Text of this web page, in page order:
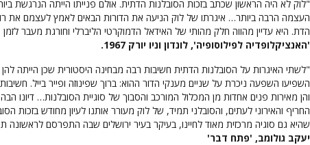
"לוק לא היה הראשון שכתב בזכות הסובלנות הדתית. אולם פנייתו הייתה הנרגשת
העצמה הרבה ביותר… איגרתו של לוק הניעה את הדורות הבאים לאמץ לעצמם את
הדת. היא עדיין מהווה חלק מהותי של האידאל הדמוקרטי הליברלי וחורגת מעבר לזמן
'האנציקלופדיה לפילוסופיה', לונדון וניו יורק 1967.
"לשתי האיגרות על הסובלנות הדתית חשיבות רבה מבחינה היסטורית שכן הייתה
השפיעו השפעה ניכרת על שניים מענקי הדור ההוא: ברוך שפינוזה ופייר בייל.
והן מאירות פנים אחדות מן המכלול המורכב והסבוך של סוגיית הסובלנות… דיונו
החריף והאירוני לעתים, והסובלני תמיד, של לוק מעורר אותנו לעיון מחודש בזכות
שהיא גם סוגיה מרכזית מאוד לחיינו, בעיקר בעיר ירושלים שבה התפרסם לראשונה
יעקב גולומב, 'פתח דבר'